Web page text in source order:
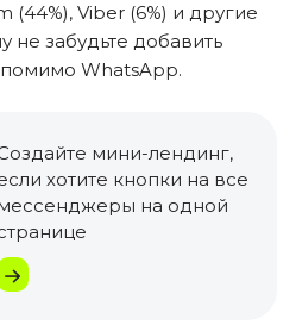
(44%), Viber (6%) и другие
забудьте добавить
WhatsApp.
мини-лендинг,
хотите кнопки на все
на одной